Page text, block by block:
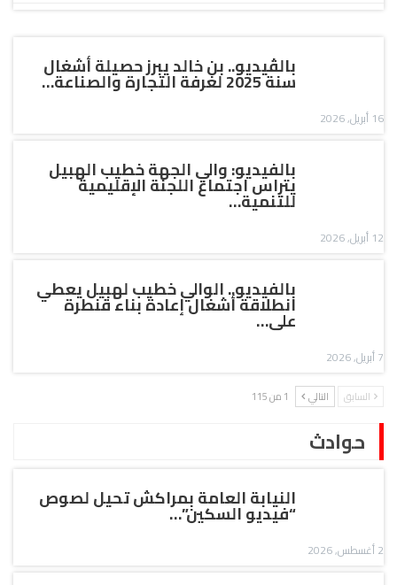
بالڤيديو.. بن خالد يبرز حصيلة أشغال
سنة 2025 لغرفة التجارة والصناعة…
16 أبريل, 2026
بالفيديو: والي الجهة خطيب الهبيل
يتراس اجتماع اللجنة الإقليمية
للتنمية…
12 أبريل, 2026
بالفيديو.. الوالي خطيب لهبيل يعطي
انطلاقة أشغال إعادة بناء قنطرة
على…
7 أبريل, 2026
السابق التالي 1 من 115
حوادث
النيابة العامة بمراكش تحيل لصوص
“فيديو السكين”…
2 أغسطس, 2026